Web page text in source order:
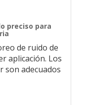
preciso para
de ruido de
aplicación. Los
son adecuados